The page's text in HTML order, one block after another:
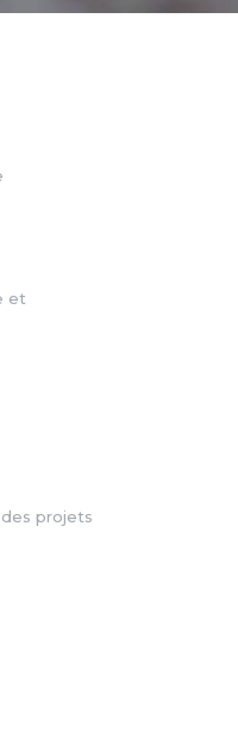
et
projets